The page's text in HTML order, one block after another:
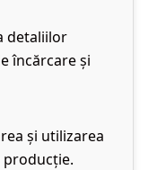
detaliilor
încărcare și
și utilizarea